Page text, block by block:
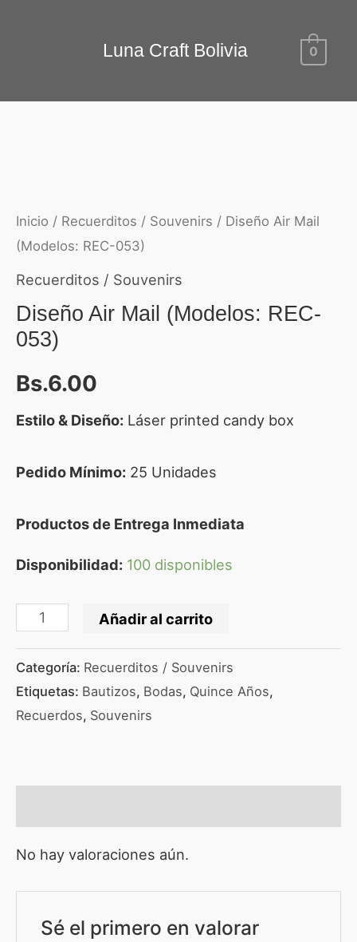
Luna Craft Bolivia 0
Inicio / Recuerditos / Souvenirs / Diseño Air Mail
(Modelos: REC-053)
Recuerditos / Souvenirs
Diseño Air Mail (Modelos: REC-
053)
Bs.6.00
Estilo & Diseño: Láser printed candy box
Pedido Mínimo: 25 Unidades
Productos de Entrega Inmediata
Disponibilidad: 100 disponibles
Añadir al carrito
Categoría: Recuerditos / Souvenirs
Etiquetas: Bautizos, Bodas, Quince Años,
Recuerdos, Souvenirs
No hay valoraciones aún.
Sé el primero en valorar